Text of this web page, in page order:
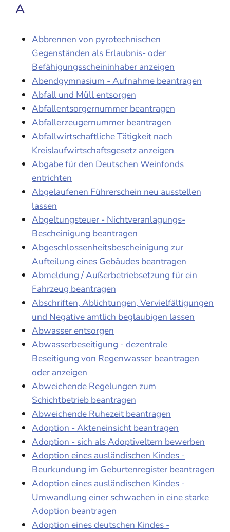
A
Abbrennen von pyrotechnischen
Gegenständen als Erlaubnis- oder
Befähigungsscheininhaber anzeigen
Abendgymnasium - Aufnahme beantragen
Abfall und Müll entsorgen
Abfallentsorgernummer beantragen
Abfallerzeugernummer beantragen
Abfallwirtschaftliche Tätigkeit nach
Kreislaufwirtschaftsgesetz anzeigen
Abgabe für den Deutschen Weinfonds
entrichten
Abgelaufenen Führerschein neu ausstellen
lassen
Abgeltungsteuer - Nichtveranlagungs-
Bescheinigung beantragen
Abgeschlossenheitsbescheinigung zur
Aufteilung eines Gebäudes beantragen
Abmeldung / Außerbetriebsetzung für ein
Fahrzeug beantragen
Abschriften, Ablichtungen, Vervielfältigungen
und Negative amtlich beglaubigen lassen
Abwasser entsorgen
Abwasserbeseitigung - dezentrale
Beseitigung von Regenwasser beantragen
oder anzeigen
Abweichende Regelungen zum
Schichtbetrieb beantragen
Abweichende Ruhezeit beantragen
Adoption - Akteneinsicht beantragen
Adoption - sich als Adoptiveltern bewerben
Adoption eines ausländischen Kindes -
Beurkundung im Geburtenregister beantragen
Adoption eines ausländischen Kindes -
Umwandlung einer schwachen in eine starke
Adoption beantragen
Adoption eines deutschen Kindes -